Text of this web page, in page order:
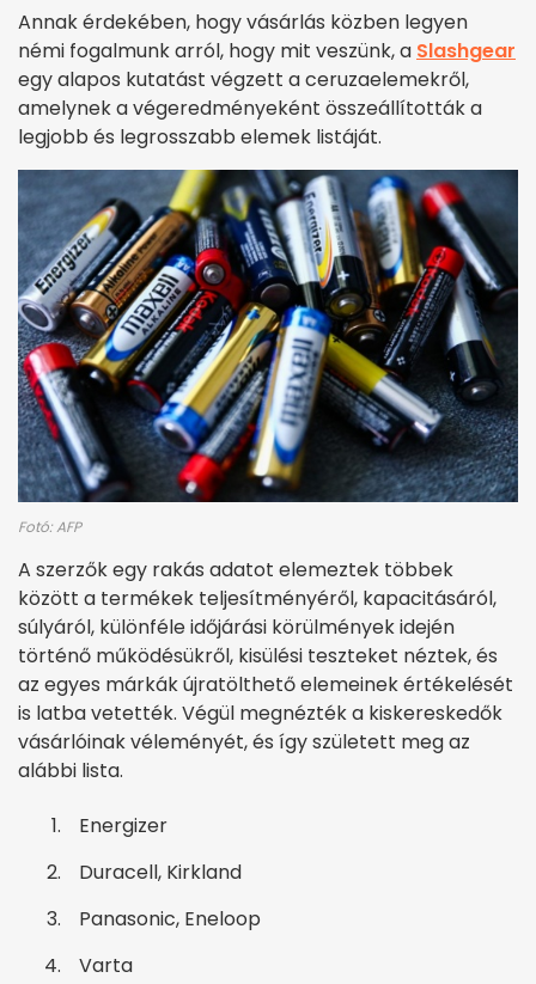
Annak érdekében, hogy vásárlás közben legyen
némi fogalmunk arról, hogy mit veszünk, a Slashgear
egy alapos kutatást végzett a ceruzaelemekről,
amelynek a végeredményeként összeállították a
legjobb és legrosszabb elemek listáját.
Fotó: AFP
A szerzők egy rakás adatot elemeztek többek
között a termékek teljesítményéről, kapacitásáról,
súlyáról, különféle időjárási körülmények idején
történő működésükről, kisülési teszteket néztek, és
az egyes márkák újratölthető elemeinek értékelését
is latba vetették. Végül megnézték a kiskereskedők
vásárlóinak véleményét, és így született meg az
alábbi lista.
Energizer
Duracell, Kirkland
Panasonic, Eneloop
Varta